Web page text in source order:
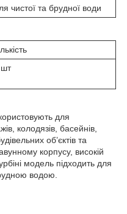
чистої та брудної води
для
колодязів, басейнів,
об’єктів та
корпусу, високій
модель підходить для
водою.